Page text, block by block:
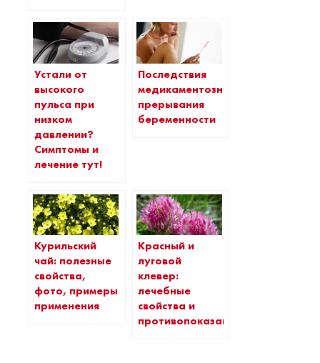
Устали от
высокого
пульса при
низком
давлении?
Симптомы и
лечение тут!
Последствия
медикаментозного
прерывания
беременности
Курильский
чай: полезные
свойства,
фото, примеры
применения
Красный и
луговой
клевер:
лечебные
свойства и
противопоказания